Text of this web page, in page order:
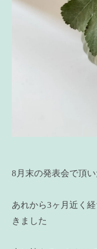
8月末の発表会で頂
あれから3ヶ月近く
きました